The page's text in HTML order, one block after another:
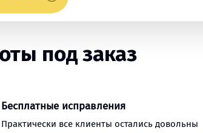
под заказ
Бесплатные исправления
Практически все клиенты остались довольны